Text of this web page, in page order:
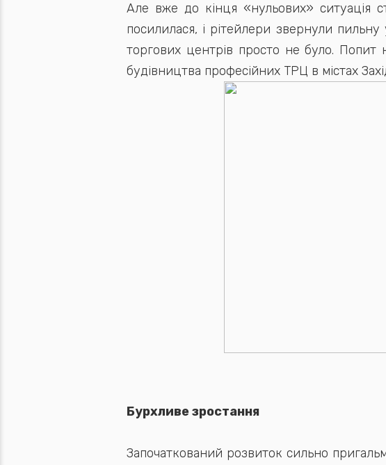
Але вже до кінця «нульових» ситуація
посилилася, і рітейлери звернули пильну
торгових центрів просто не було.
будівництва професійних ТРЦ в містах
Бурхливе зростання
Започаткований розвиток сильно